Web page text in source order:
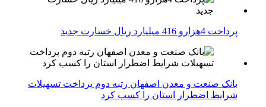
پرداخت 4هزارو 416 میلیارد ریال خسارت جدید
بانک صنعت و معدن اصفهان رتبه دوم پرداخت تسهیلات
شرایط اضطرار استان را کسب کرد